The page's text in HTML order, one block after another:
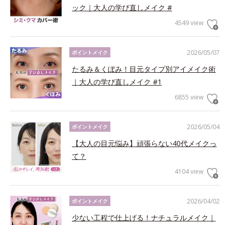
ック｜大人の学び直しメイク #
4549 view
2026/05/07
ポイントメイク
たるみ＆くぼみ！目元タイプ別アイメイク術
｜大人の学び直しメイク #1
6855 view
2026/05/04
ポイントメイク
【大人の目元悩み】頑張らない40代メイクっ
て？
4104 view
2026/04/02
ポイントメイク
少ない工程で仕上げる！ナチュラルメイク｜